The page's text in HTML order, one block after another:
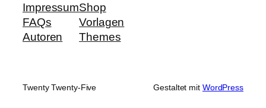
Impressum
FAQs
Autoren
Shop
Vorlagen
Themes
Twenty Twenty-Five Gestaltet mit WordPress